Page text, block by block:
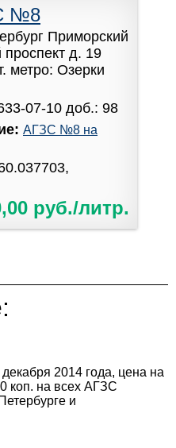
№8
Приморский
д. 19
метро: Озерки
07-10 доб.: 98
АГЗС №8 на
руб./литр.
2014 года, цена на
коп. на всех АГЗС
и